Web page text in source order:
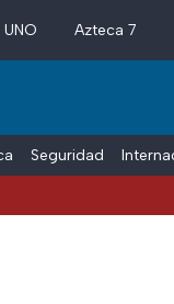
Azteca 7
Seguridad